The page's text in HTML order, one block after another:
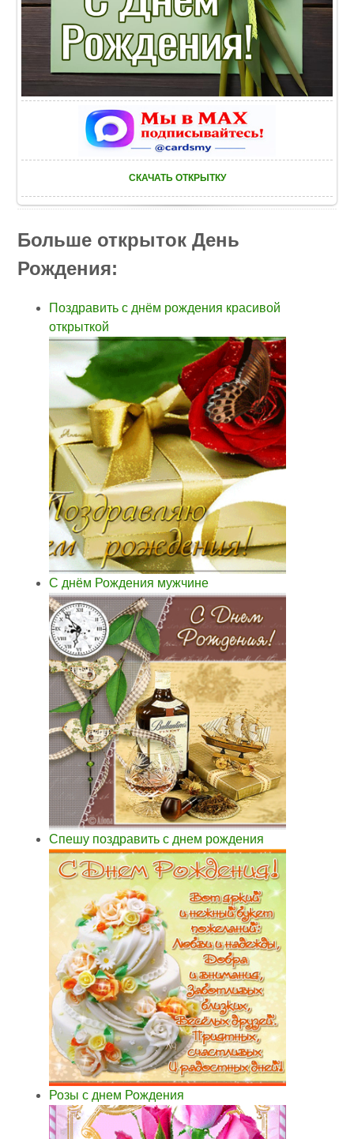
СКАЧАТЬ ОТКРЫТКУ
Больше открыток День
Рождения:
Поздравить с днём рождения красивой
открыткой
С днём Рождения мужчине
Спешу поздравить с днем рождения
Розы с днем Рождения